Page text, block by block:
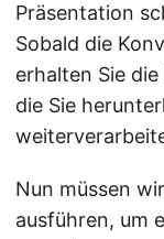
Präsentation
Sobald die
erhalten Sie
die Sie
Nun müssen
ausführen, um